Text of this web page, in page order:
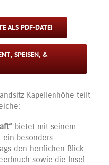
ALS PDF-DATEI
, SPEISEN, &
Kapellenhöhe teilt
bietet mit seinem
ein besonders
den herrlichen Blick
sowie die Insel